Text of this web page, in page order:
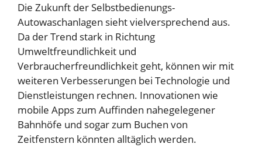
Die Zukunft der Selbstbedienungs-
Autowaschanlagen sieht vielversprechend aus.
Da der Trend stark in Richtung
Umweltfreundlichkeit und
Verbraucherfreundlichkeit geht, können wir mit
weiteren Verbesserungen bei Technologie und
Dienstleistungen rechnen. Innovationen wie
mobile Apps zum Auffinden nahegelegener
Bahnhöfe und sogar zum Buchen von
Zeitfenstern könnten alltäglich werden.